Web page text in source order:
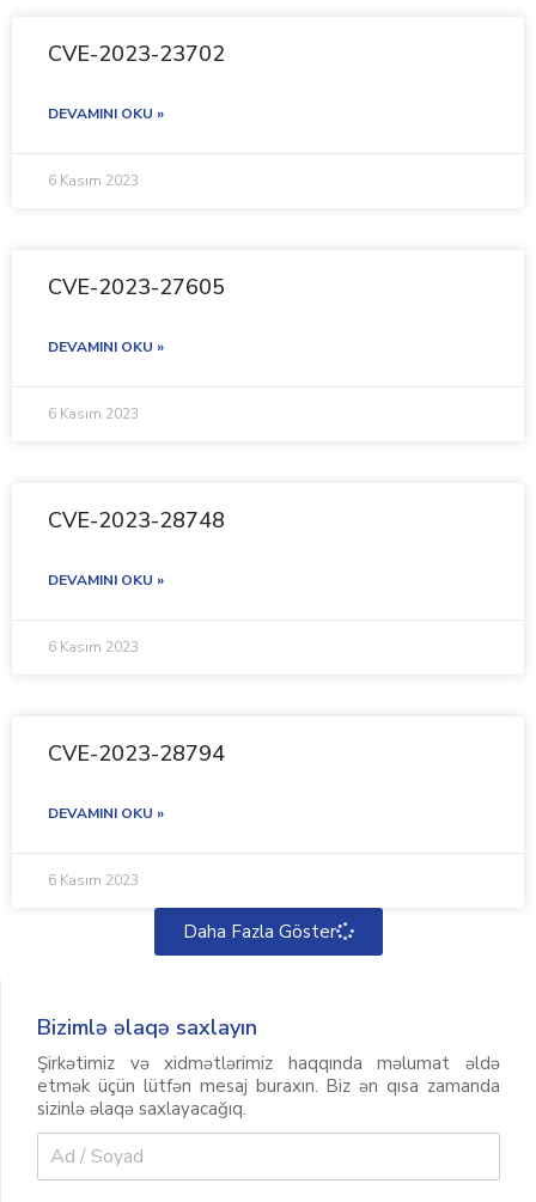
CVE-2023-23702
DEVAMINI OKU »
6 Kasım 2023
CVE-2023-27605
DEVAMINI OKU »
6 Kasım 2023
CVE-2023-28748
DEVAMINI OKU »
6 Kasım 2023
CVE-2023-28794
DEVAMINI OKU »
6 Kasım 2023
Daha Fazla Göster
Bizimlə əlaqə saxlayın
Şirkətimiz və xidmətlərimiz haqqında məlumat əldə
etmək üçün lütfən mesaj buraxın. Biz ən qısa zamanda
sizinlə əlaqə saxlayacağıq.